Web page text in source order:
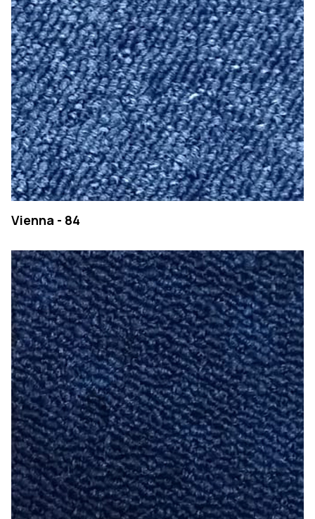
PESQUISAR
Vienna - 84